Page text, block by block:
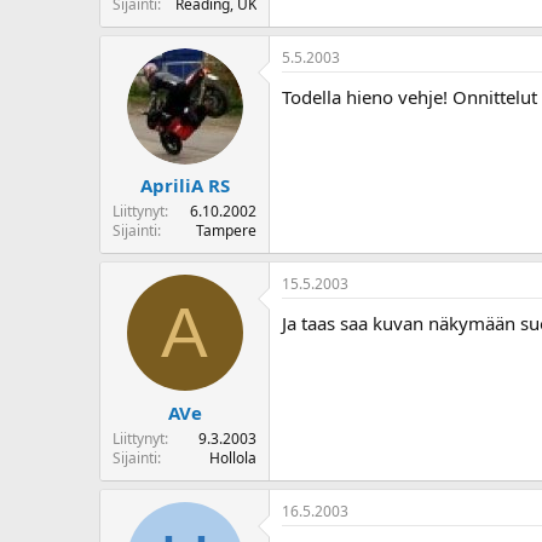
ApriliA RS
Liittynyt
6.10.2002
Sijainti
Tampere
5.5.2003
Todella hieno vehje! Onnittelut
A
AVe
Liittynyt
9.3.2003
Sijainti
Hollola
15.5.2003
Ja taas saa kuvan näkymään
16.5.2003